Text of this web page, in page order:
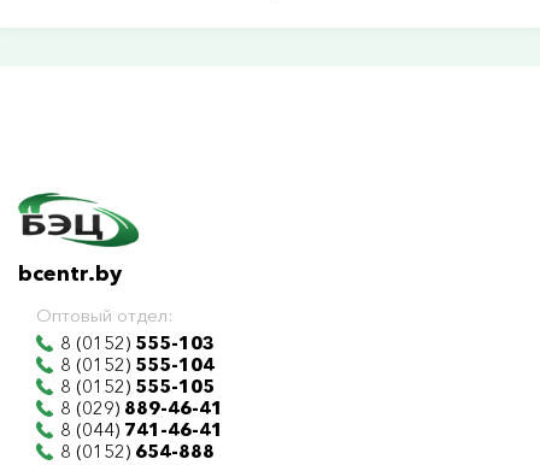
bcentr.by
Оптовый отдел:
8 (0152) 555-103
8 (0152) 555-104
8 (0152) 555-105
8 (029) 889-46-41
8 (044) 741-46-41
8 (0152) 654-888